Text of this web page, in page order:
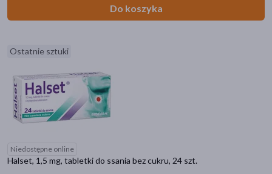
Do koszyka
Ostatnie sztuki
Niedostępne online
Halset, 1,5 mg, tabletki do ssania bez cukru, 24 szt.
przeciwzapalne
Zalecenia żywieniowe
Bez dodatku cukru(13)
Bez laktozy